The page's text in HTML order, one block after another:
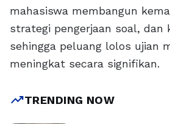
mahasiswa membangun
strategi pengerjaan soal, dan
sehingga peluang lolos ujian
meningkat secara signifikan.
trending_upTRENDING NOW